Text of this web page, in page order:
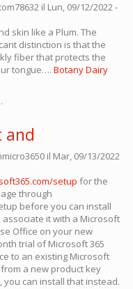
il Lun, 09/12/2022 -
skin like a Plum. The
distinction is that the
fiber that protects the
tongue…. Botany Dairy
and
il Mar, 09/13/2022
setup for the
through
before you can install
associate it with a Microsoft
Office on your new
trial of Microsoft 365
to an existing Microsoft
a new product key
you can install that instead.